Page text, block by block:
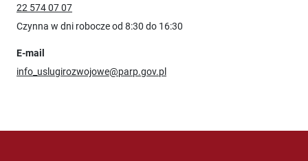
22 574 07 07
Czynna w dni robocze od 8:30 do 16:30
E-mail
info_uslugirozwojowe@parp.gov.pl